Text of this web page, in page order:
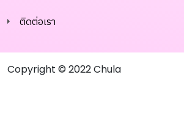
ติดต่อเรา
Copyright © 2022 Chula